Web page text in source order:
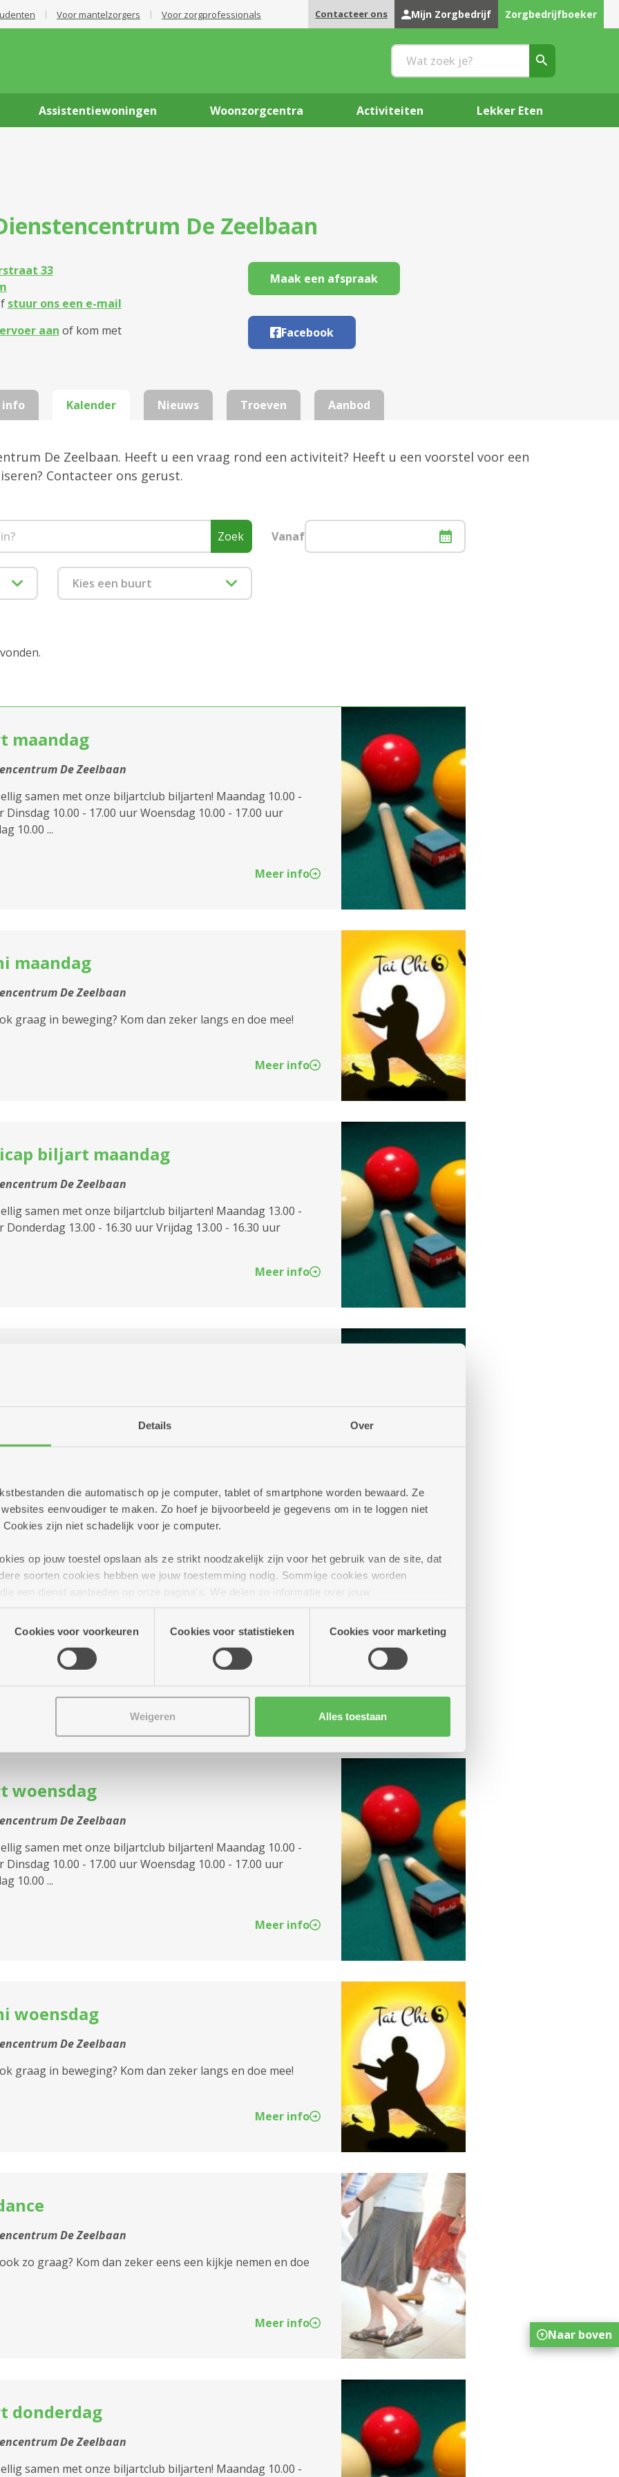
Details Over
die automatisch op je computer, tablet of smartphone worden bewaard. Ze
eenvoudiger te maken. Zo hoef je bijvoorbeeld je gegevens om in te loggen niet
zijn niet schadelijk voor je computer.
op jouw toestel opslaan als ze strikt noodzakelijk zijn voor het gebruik van de site, dat
soorten cookies hebben we jouw toestemming nodig. Sommige cookies worden
een dienst aanbieden op onze pagina's. We delen zo informatie over jouw
onze site voor social media, advertenties en analyse. Deze partners kunnen deze gegevens
die je aan hen verstrekte.
Cookies voor voorkeuren Cookies voor statistieken Cookies voor marketing
Weigeren Alles toestaan
Voor mantelzorgers Voor zorgprofessionals Contacteer ons Mijn Zorgbedrijf Zorgbedrijfboeker
Assistentiewoningen Woonzorgcentra Activiteiten Lekker Eten
De Zeelbaan
33
stuur ons een e-mail
aan of kom met
Maak een afspraak
Facebook
info Kalender
De Zeelbaan. Heeft u een vraag rond een activiteit? Heeft u een voorstel voor een
Contacteer ons gerust.
Zoek Vanaf
Kies een buurt
2020 Antwerpen
2040 Berendrecht
2050 Antwerpen-
Linkeroever
2600 Berchem
2610 Wilrijk
maandag
De Zeelbaan
samen met onze biljartclub biljarten! Maandag 10.00 -
Dinsdag 10.00 - 17.00 uur Woensdag 10.00 - 17.00 uur
10.00 ...
Meer info
maandag
De Zeelbaan
graag in beweging? Kom dan zeker langs en doe mee!
Meer info
biljart maandag
De Zeelbaan
samen met onze biljartclub biljarten! Maandag 13.00 -
Donderdag 13.00 - 16.30 uur Vrijdag 13.00 - 16.30 uur
Meer info
Dinsdag 10.00 - 17.00 uur Woensdag 10.00 - 17.00 uur
10.00 ...
Meer info
met Klaas
nemen en doe mee!
Meer info
woensdag
De Zeelbaan
samen met onze biljartclub biljarten! Maandag 10.00 -
Dinsdag 10.00 - 17.00 uur Woensdag 10.00 - 17.00 uur
10.00 ...
Meer info
woensdag
De Zeelbaan
graag in beweging? Kom dan zeker langs en doe mee!
Meer info
De Zeelbaan
zo graag? Kom dan zeker eens een kijkje nemen en doe
Meer info
donderdag
De Zeelbaan
samen met onze biljartclub biljarten! Maandag 10.00 -
Nieuws Troeven Aanbod
Naar boven